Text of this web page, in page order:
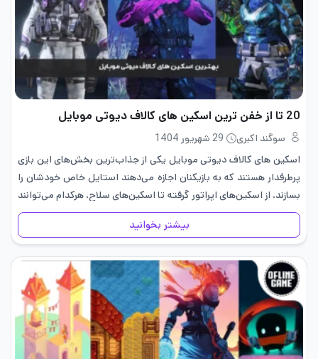
20 تا از خفن ترین اسکین های کالاف دیوتی موبایل
سوگند اکبری
29 شهریور 1404
اسکین های کالاف دیوتی موبایل یکی از جذاب‌ترین بخش‌های این بازی
پرطرفدار هستند که به بازیکنان اجازه می‌دهند استایل خاص خودشان را
بسازند. از اسکین‌های اپراتور گرفته تا اسکین‌های سلاح، هرکدام می‌توانند
ظاهر بازی کالاف دیوتی موبایل شما را منحصر‌به‌فرد…
بیشتر بخوانید